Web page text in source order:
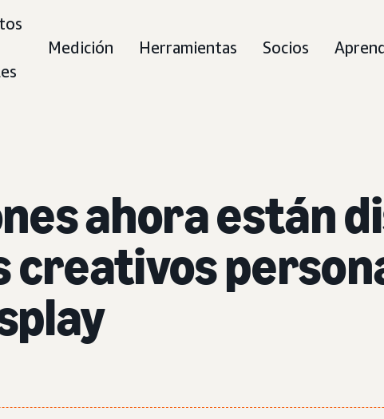
Medición Herramientas Socios
ahora están
creativos